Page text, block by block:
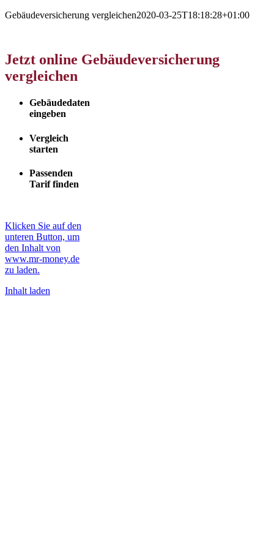
Gebäudeversicherung vergleichen2020-03-25T18:18:28+01:00
Jetzt online Gebäudeversicherung
vergleichen
Gebäudedaten
eingeben
Vergleich
starten
Passenden
Tarif finden
Klicken Sie auf den
unteren Button, um
den Inhalt von
www.mr-money.de
zu laden.
Inhalt laden